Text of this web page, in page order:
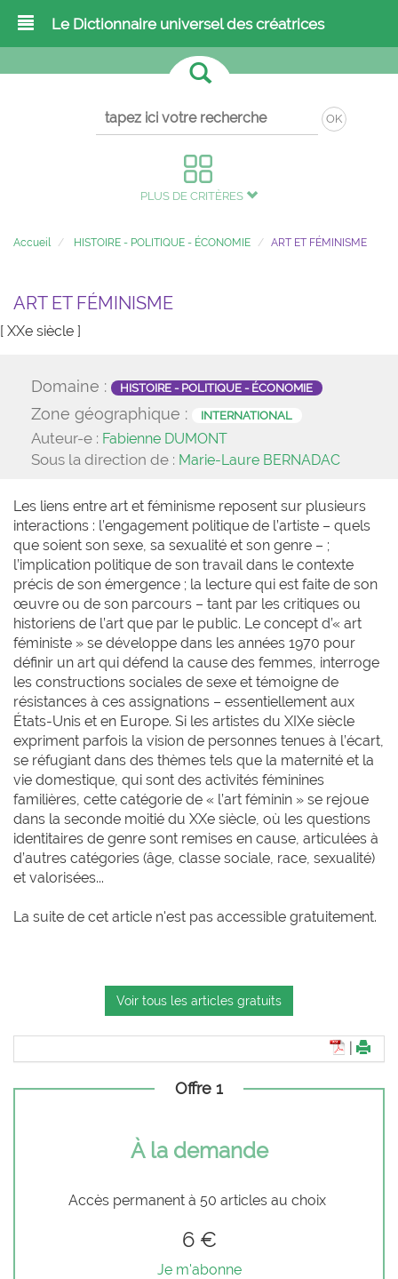
Le Dictionnaire universel des créatrices
OK
PLUS DE CRITÈRES
Accueil HISTOIRE - POLITIQUE - ÉCONOMIE ART ET FÉMINISME
ART ET FÉMINISME
[ XXe siècle ]
Domaine : HISTOIRE - POLITIQUE - ÉCONOMIE
Zone géographique : INTERNATIONAL
Auteur-e : Fabienne DUMONT
Sous la direction de : Marie-Laure BERNADAC
Les liens entre art et féminisme reposent sur plusieurs
interactions : l’engagement politique de l’artiste – quels
que soient son sexe, sa sexualité et son genre – ;
l’implication politique de son travail dans le contexte
précis de son émergence ; la lecture qui est faite de son
œuvre ou de son parcours – tant par les critiques ou
historiens de l’art que par le public. Le concept d’« art
féministe » se développe dans les années 1970 pour
définir un art qui défend la cause des femmes, interroge
les constructions sociales de sexe et témoigne de
résistances à ces assignations – essentiellement aux
États-Unis et en Europe. Si les artistes du XIXe siècle
expriment parfois la vision de personnes tenues à l’écart,
se réfugiant dans des thèmes tels que la maternité et la
vie domestique, qui sont des activités féminines
familières, cette catégorie de « l’art féminin » se rejoue
dans la seconde moitié du XXe siècle, où les questions
identitaires de genre sont remises en cause, articulées à
d’autres catégories (âge, classe sociale, race, sexualité)
et valorisées...
La suite de cet article n'est pas accessible gratuitement.
Voir tous les articles gratuits
Offre 1
À la demande
Accès permanent à 50 articles au choix
6 €
Je m'abonne